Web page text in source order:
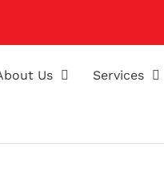
Us Services